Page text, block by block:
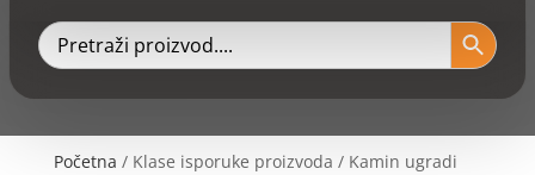
Početna / Klase isporuke proizvoda / Kamin ugradi